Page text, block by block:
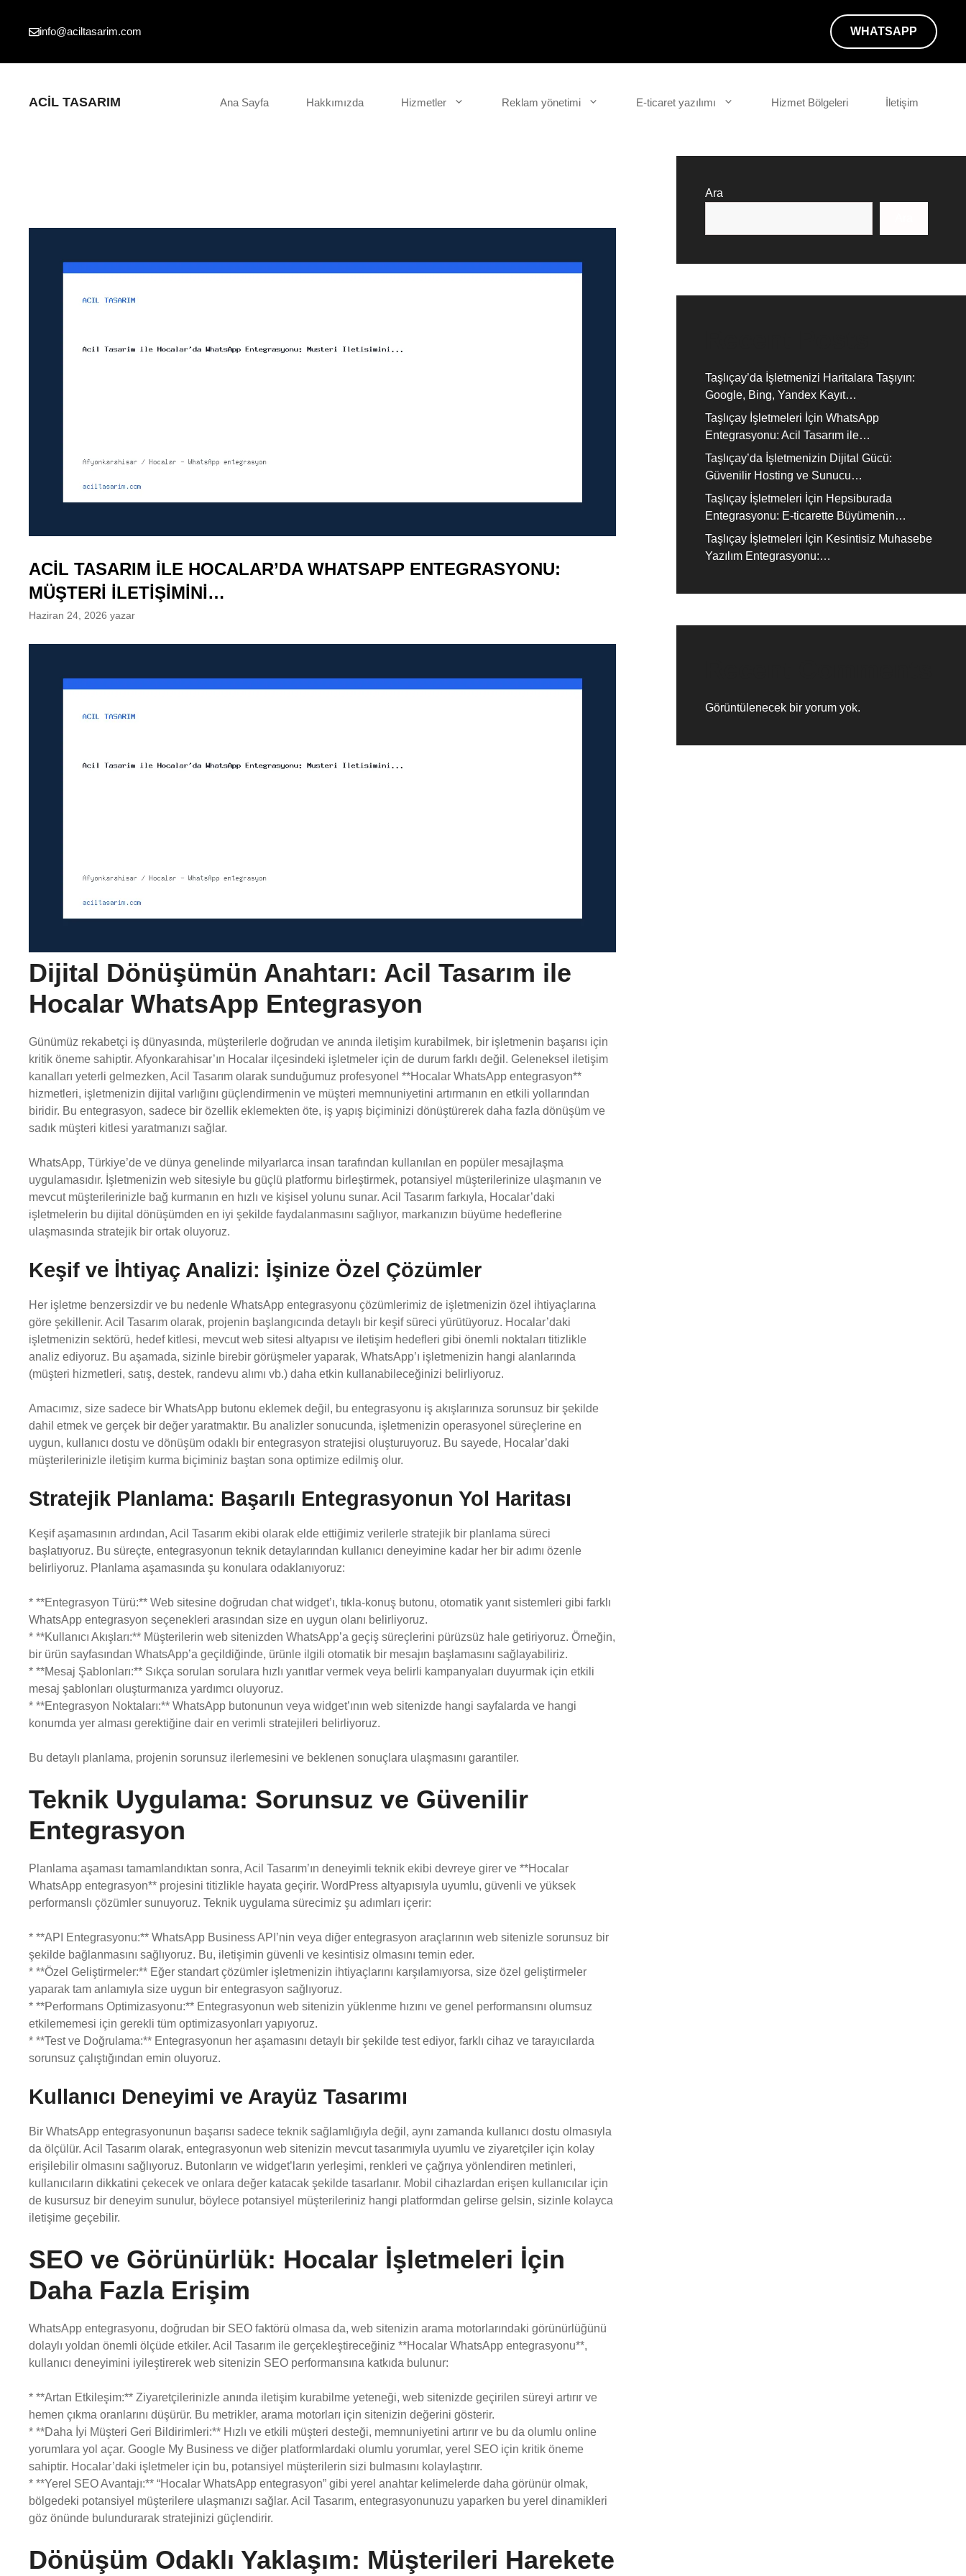
info@aciltasarim.com WHATSAPP
ACIL TASARIM Ana Sayfa Hakkımızda Hizmetler Reklam yönetimi E-ticaret yazılımı Hizmet Bölgeleri İletişim
ACIL TASARIM ILE HOCALAR’DA WHATSAPP ENTEGRASYONU:
MÜŞTERI İLETIŞIMINI…
Haziran 24, 2026 yazar
Dijital Dönüşümün Anahtarı: Acil Tasarım ile
Hocalar WhatsApp Entegrasyon
Günümüz rekabetçi iş dünyasında, müşterilerle doğrudan ve anında iletişim kurabilmek, bir işletmenin başarısı için
kritik öneme sahiptir. Afyonkarahisar’ın Hocalar ilçesindeki işletmeler için de durum farklı değil. Geleneksel iletişim
kanalları yeterli gelmezken, Acil Tasarım olarak sunduğumuz profesyonel **Hocalar WhatsApp entegrasyon**
hizmetleri, işletmenizin dijital varlığını güçlendirmenin ve müşteri memnuniyetini artırmanın en etkili yollarından
biridir. Bu entegrasyon, sadece bir özellik eklemekten öte, iş yapış biçiminizi dönüştürerek daha fazla dönüşüm ve
sadık müşteri kitlesi yaratmanızı sağlar.
WhatsApp, Türkiye’de ve dünya genelinde milyarlarca insan tarafından kullanılan en popüler mesajlaşma
uygulamasıdır. İşletmenizin web sitesiyle bu güçlü platformu birleştirmek, potansiyel müşterilerinize ulaşmanın ve
mevcut müşterilerinizle bağ kurmanın en hızlı ve kişisel yolunu sunar. Acil Tasarım farkıyla, Hocalar’daki
işletmelerin bu dijital dönüşümden en iyi şekilde faydalanmasını sağlıyor, markanızın büyüme hedeflerine
ulaşmasında stratejik bir ortak oluyoruz.
Keşif ve İhtiyaç Analizi: İşinize Özel Çözümler
Her işletme benzersizdir ve bu nedenle WhatsApp entegrasyonu çözümlerimiz de işletmenizin özel ihtiyaçlarına
göre şekillenir. Acil Tasarım olarak, projenin başlangıcında detaylı bir keşif süreci yürütüyoruz. Hocalar’daki
işletmenizin sektörü, hedef kitlesi, mevcut web sitesi altyapısı ve iletişim hedefleri gibi önemli noktaları titizlikle
analiz ediyoruz. Bu aşamada, sizinle birebir görüşmeler yaparak, WhatsApp’ı işletmenizin hangi alanlarında
(müşteri hizmetleri, satış, destek, randevu alımı vb.) daha etkin kullanabileceğinizi belirliyoruz.
Amacımız, size sadece bir WhatsApp butonu eklemek değil, bu entegrasyonu iş akışlarınıza sorunsuz bir şekilde
dahil etmek ve gerçek bir değer yaratmaktır. Bu analizler sonucunda, işletmenizin operasyonel süreçlerine en
uygun, kullanıcı dostu ve dönüşüm odaklı bir entegrasyon stratejisi oluşturuyoruz. Bu sayede, Hocalar’daki
müşterilerinizle iletişim kurma biçiminiz baştan sona optimize edilmiş olur.
Stratejik Planlama: Başarılı Entegrasyonun Yol Haritası
Keşif aşamasının ardından, Acil Tasarım ekibi olarak elde ettiğimiz verilerle stratejik bir planlama süreci
başlatıyoruz. Bu süreçte, entegrasyonun teknik detaylarından kullanıcı deneyimine kadar her bir adımı özenle
belirliyoruz. Planlama aşamasında şu konulara odaklanıyoruz:
* **Entegrasyon Türü:** Web sitesine doğrudan chat widget’ı, tıkla-konuş butonu, otomatik yanıt sistemleri gibi farklı
WhatsApp entegrasyon seçenekleri arasından size en uygun olanı belirliyoruz.
* **Kullanıcı Akışları:** Müşterilerin web sitenizden WhatsApp’a geçiş süreçlerini pürüzsüz hale getiriyoruz. Örneğin,
bir ürün sayfasından WhatsApp’a geçildiğinde, ürünle ilgili otomatik bir mesajın başlamasını sağlayabiliriz.
* **Mesaj Şablonları:** Sıkça sorulan sorulara hızlı yanıtlar vermek veya belirli kampanyaları duyurmak için etkili
mesaj şablonları oluşturmanıza yardımcı oluyoruz.
* **Entegrasyon Noktaları:** WhatsApp butonunun veya widget’ının web sitenizde hangi sayfalarda ve hangi
konumda yer alması gerektiğine dair en verimli stratejileri belirliyoruz.
Bu detaylı planlama, projenin sorunsuz ilerlemesini ve beklenen sonuçlara ulaşmasını garantiler.
Teknik Uygulama: Sorunsuz ve Güvenilir
Entegrasyon
Planlama aşaması tamamlandıktan sonra, Acil Tasarım’ın deneyimli teknik ekibi devreye girer ve **Hocalar
WhatsApp entegrasyon** projesini titizlikle hayata geçirir. WordPress altyapısıyla uyumlu, güvenli ve yüksek
performanslı çözümler sunuyoruz. Teknik uygulama sürecimiz şu adımları içerir:
* **API Entegrasyonu:** WhatsApp Business API’nin veya diğer entegrasyon araçlarının web sitenizle sorunsuz bir
şekilde bağlanmasını sağlıyoruz. Bu, iletişimin güvenli ve kesintisiz olmasını temin eder.
* **Özel Geliştirmeler:** Eğer standart çözümler işletmenizin ihtiyaçlarını karşılamıyorsa, size özel geliştirmeler
yaparak tam anlamıyla size uygun bir entegrasyon sağlıyoruz.
* **Performans Optimizasyonu:** Entegrasyonun web sitenizin yüklenme hızını ve genel performansını olumsuz
etkilememesi için gerekli tüm optimizasyonları yapıyoruz.
* **Test ve Doğrulama:** Entegrasyonun her aşamasını detaylı bir şekilde test ediyor, farklı cihaz ve tarayıcılarda
sorunsuz çalıştığından emin oluyoruz.
Kullanıcı Deneyimi ve Arayüz Tasarımı
Bir WhatsApp entegrasyonunun başarısı sadece teknik sağlamlığıyla değil, aynı zamanda kullanıcı dostu olmasıyla
da ölçülür. Acil Tasarım olarak, entegrasyonun web sitenizin mevcut tasarımıyla uyumlu ve ziyaretçiler için kolay
erişilebilir olmasını sağlıyoruz. Butonların ve widget’ların yerleşimi, renkleri ve çağrıya yönlendiren metinleri,
kullanıcıların dikkatini çekecek ve onlara değer katacak şekilde tasarlanır. Mobil cihazlardan erişen kullanıcılar için
de kusursuz bir deneyim sunulur, böylece potansiyel müşterileriniz hangi platformdan gelirse gelsin, sizinle kolayca
iletişime geçebilir.
SEO ve Görünürlük: Hocalar İşletmeleri İçin
Daha Fazla Erişim
WhatsApp entegrasyonu, doğrudan bir SEO faktörü olmasa da, web sitenizin arama motorlarındaki görünürlüğünü
dolaylı yoldan önemli ölçüde etkiler. Acil Tasarım ile gerçekleştireceğiniz **Hocalar WhatsApp entegrasyonu**,
kullanıcı deneyimini iyileştirerek web sitenizin SEO performansına katkıda bulunur:
* **Artan Etkileşim:** Ziyaretçilerinizle anında iletişim kurabilme yeteneği, web sitenizde geçirilen süreyi artırır ve
hemen çıkma oranlarını düşürür. Bu metrikler, arama motorları için sitenizin değerini gösterir.
* **Daha İyi Müşteri Geri Bildirimleri:** Hızlı ve etkili müşteri desteği, memnuniyetini artırır ve bu da olumlu online
yorumlara yol açar. Google My Business ve diğer platformlardaki olumlu yorumlar, yerel SEO için kritik öneme
sahiptir. Hocalar’daki işletmeler için bu, potansiyel müşterilerin sizi bulmasını kolaylaştırır.
* **Yerel SEO Avantajı:** “Hocalar WhatsApp entegrasyon” gibi yerel anahtar kelimelerde daha görünür olmak,
bölgedeki potansiyel müşterilere ulaşmanızı sağlar. Acil Tasarım, entegrasyonunuzu yaparken bu yerel dinamikleri
göz önünde bulundurarak stratejinizi güçlendirir.
Dönüşüm Odaklı Yaklaşım: Müşterileri Harekete
Ara
Taşlıçay’da İşletmenizi Haritalara Taşıyın:
Google, Bing, Yandex Kayıt…
Taşlıçay İşletmeleri İçin WhatsApp
Entegrasyonu: Acil Tasarım ile…
Taşlıçay’da İşletmenizin Dijital Gücü:
Güvenilir Hosting ve Sunucu…
Taşlıçay İşletmeleri İçin Hepsiburada
Entegrasyonu: E-ticarette Büyümenin…
Taşlıçay İşletmeleri İçin Kesintisiz Muhasebe
Yazılım Entegrasyonu:…
Görüntülenecek bir yorum yok.